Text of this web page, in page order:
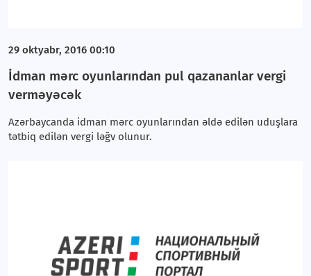
29 oktyabr, 2016 00:10
İdman mərc oyunlarından pul qazananlar vergi
verməyəcək
Azərbaycanda idman mərc oyunlarından əldə edilən uduşlara
tətbiq edilən vergi ləğv olunur.